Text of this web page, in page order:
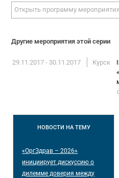
Открыть программу
Другие мероприятия этой серии
29.11.2017 - 30.11.2017 Курск
НОВОСТИ НА ТЕМУ
«ОргЗдрав – 2026»
инициирует дискуссию о
дилемме доверия между